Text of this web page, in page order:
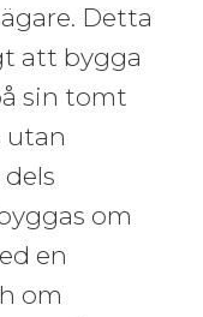
Detta
att bygga
sin tomt
utan
om
en
om